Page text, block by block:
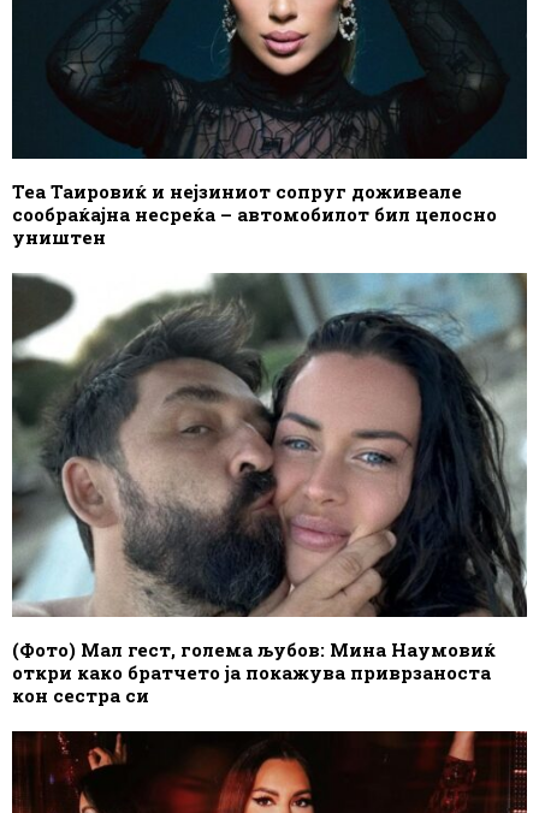
Теа Таировиќ и нејзиниот сопруг доживеале
сообраќајна несреќа – автомобилот бил целосно
уништен
(Фото) Мал гест, голема љубов: Мина Наумовиќ
откри како братчето ја покажува приврзаноста
кон сестра си